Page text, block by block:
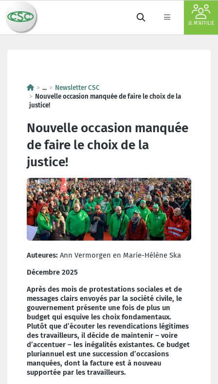
JE M'AFFILIE
...
Newsletter CSC
Nouvelle occasion manquée de faire le choix de la
justice!
Nouvelle occasion manquée
de faire le choix de la
justice!
Auteures: Ann Vermorgen en Marie-Hélène Ska
Décembre 2025
Après des mois de protestations sociales et de
messages clairs envoyés par la société civile, le
gouvernement présente une fois de plus un
budget qui esquive les choix fondamentaux.
Plutôt que d’écouter les revendications légitimes
des travailleurs, il décide de maintenir – voire
d’accentuer – les inégalités existantes. Ce budget
pluriannuel est une succession d’occasions
manquées, dont la facture est à nouveau
supportée par les travailleurs.